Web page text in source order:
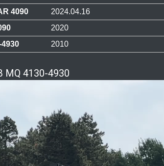
4090
2024.04.16
2020
4930
2010
MQ 4130-4930